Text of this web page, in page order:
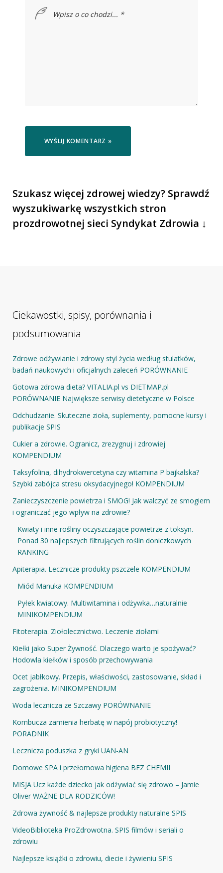
Szukasz więcej zdrowej wiedzy? Sprawdź
wyszukiwarkę wszystkich stron
prozdrowotnej sieci Syndykat Zdrowia ↓
Ciekawostki, spisy, porównania i
podsumowania
Zdrowe odżywianie i zdrowy styl życia według stulatków,
badań naukowych i oficjalnych zaleceń PORÓWNANIE
Gotowa zdrowa dieta? VITALIA.pl vs DIETMAP.pl
PORÓWNANIE Największe serwisy dietetyczne w Polsce
Odchudzanie. Skuteczne zioła, suplementy, pomocne kursy i
publikacje SPIS
Cukier a zdrowie. Ogranicz, zrezygnuj i zdrowiej
KOMPENDIUM
Taksyfolina, dihydrokwercetyna czy witamina P bajkalska?
Szybki zabójca stresu oksydacyjnego! KOMPENDIUM
Zanieczyszczenie powietrza i SMOG! Jak walczyć ze smogiem
i ograniczać jego wpływ na zdrowie?
Kwiaty i inne rośliny oczyszczające powietrze z toksyn.
Ponad 30 najlepszych filtrujących roślin doniczkowych
RANKING
Apiterapia. Lecznicze produkty pszczele KOMPENDIUM
Miód Manuka KOMPENDIUM
Pyłek kwiatowy. Multiwitamina i odżywka…naturalnie
MINIKOMPENDIUM
Fitoterapia. Ziołolecznictwo. Leczenie ziołami
Kiełki jako Super Żywność. Dlaczego warto je spożywać?
Hodowla kiełków i sposób przechowywania
Ocet jabłkowy. Przepis, właściwości, zastosowanie, skład i
zagrożenia. MINIKOMPENDIUM
Woda lecznicza ze Szczawy PORÓWNANIE
Kombucza zamienia herbatę w napój probiotyczny!
PORADNIK
Lecznicza poduszka z gryki UAN-AN
Domowe SPA i przełomowa higiena BEZ CHEMII
MISJA Ucz każde dziecko jak odżywiać się zdrowo – Jamie
Oliver WAŻNE DLA RODZICÓW!
Zdrowa żywność & najlepsze produkty naturalne SPIS
VideoBiblioteka ProZdrowotna. SPIS filmów i seriali o
zdrowiu
Najlepsze książki o zdrowiu, diecie i żywieniu SPIS